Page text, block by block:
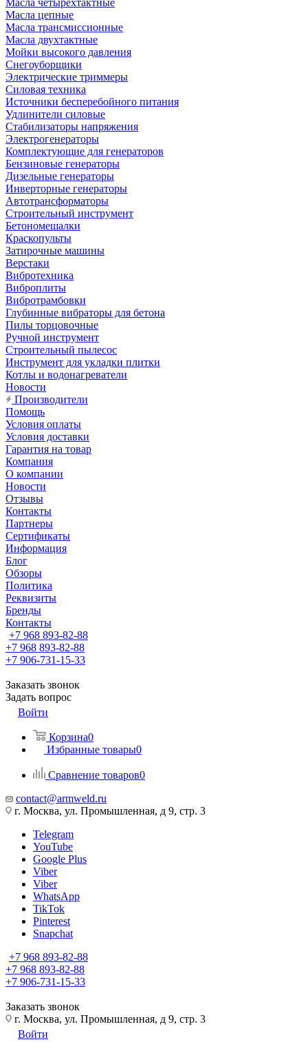
Масла четырёхтактные
Масла цепные
Масла трансмиссионные
Масла двухтактные
Мойки высокого давления
Снегоуборщики
Электрические триммеры
Силовая техника
Источники бесперебойного питания
Удлинители силовые
Стабилизаторы напряжения
Электрогенераторы
Комплектующие для генераторов
Бензиновые генераторы
Дизельные генераторы
Инверторные генераторы
Автотрансформаторы
Строительный инструмент
Бетономешалки
Краскопульты
Затирочные машины
Верстаки
Вибротехника
Виброплиты
Вибротрамбовки
Глубинные вибраторы для бетона
Пилы торцовочные
Ручной инструмент
Строительный пылесос
Инструмент для укладки плитки
Котлы и водонагреватели
Новости
Производители
Помощь
Условия оплаты
Условия доставки
Гарантия на товар
Компания
О компании
Новости
Отзывы
Контакты
Партнеры
Сертификаты
Информация
Блог
Обзоры
Политика
Реквизиты
Бренды
Контакты
+7 968 893-82-88
+7 968 893-82-88
+7 906-731-15-33
Заказать звонок
Задать вопрос
Войти
Корзина0
Избранные товары0
Сравнение товаров0
contact@armweld.ru
г. Москва, ул. Промышленная, д 9, стр. 3
Telegram
YouTube
Google Plus
Viber
Viber
WhatsApp
TikTok
Pinterest
Snapchat
+7 968 893-82-88
+7 968 893-82-88
+7 906-731-15-33
Заказать звонок
г. Москва, ул. Промышленная, д 9, стр. 3
Войти